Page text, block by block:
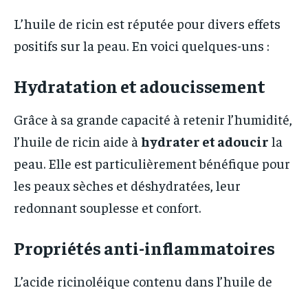
L’huile de ricin est réputée pour divers effets
positifs sur la peau. En voici quelques-uns :
Hydratation et adoucissement
Grâce à sa grande capacité à retenir l’humidité,
l’huile de ricin aide à hydrater et adoucir la
peau. Elle est particulièrement bénéfique pour
les peaux sèches et déshydratées, leur
redonnant souplesse et confort.
Propriétés anti-inflammatoires
L’acide ricinoléique contenu dans l’huile de